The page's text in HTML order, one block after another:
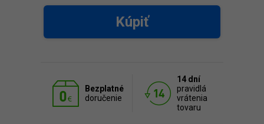
Kúpiť
Bezplatné
doručenie
14 dní
pravidlá
vrátenia
tovaru